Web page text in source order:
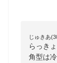
じゅきあ
らっき
角型は